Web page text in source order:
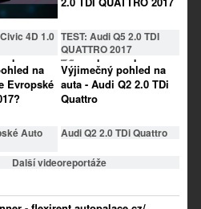
4D 1.0 TEST: Audi Q5 2.0 TDI
QUATTRO 2017
Auto
Audi Q2 2.0 TDi Quattro
Další videoreportáže